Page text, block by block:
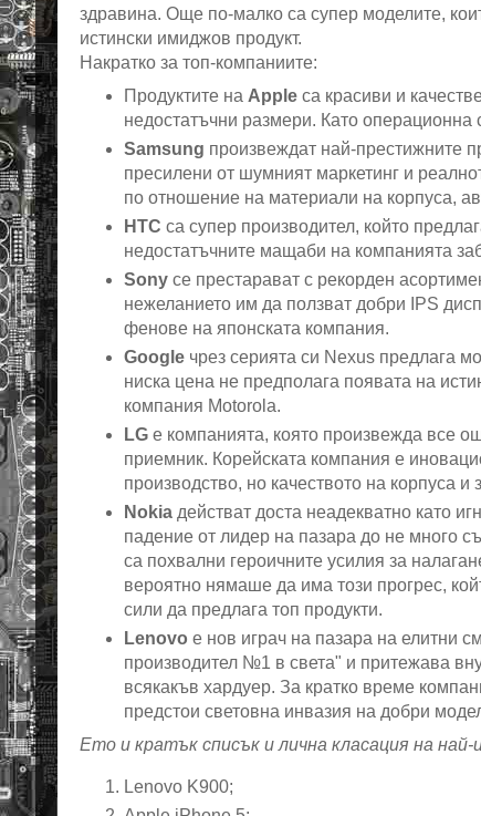
здравина. Още по-малко са супер моделите,
истински имиджов продукт.
Накратко за топ-компаниите:
Продуктите на Apple са красиви и
недостатъчни размери. Като
Samsung произвеждат най-престижните
пресилени от шумният маркетинг и
по отношение на материали на корпуса,
HTC са супер производител, който
недостатъчните мащаби на компанията
Sony се престарават с рекорден
нежеланието им да ползват добри IPS
фенове на японската компания.
Google чрез серията си Nexus предлага
ниска цена не предполага появата на
компания Motorola.
LG е компанията, която произвежда все
приемник. Корейската компания е
производство, но качеството на корпуса
Nokia действат доста неадекватно като
падение от лидер на пазара до не много
са похвални героичните усилия за
вероятно нямаше да има този прогрес,
сили да предлага топ продукти.
Lenovo е нов играч на пазара на елитни
производител №1 в света" и притежава
всякакъв хардуер. За кратко време
предстои световна инвазия на добри
Ето и кратък списък и лична класация на
Lenovo K900;